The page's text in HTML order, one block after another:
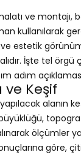
ve montajı,
kullanılarak
ve estetik
İşte tel
adım
ve Keşif
alanın
ölçümler
göre,